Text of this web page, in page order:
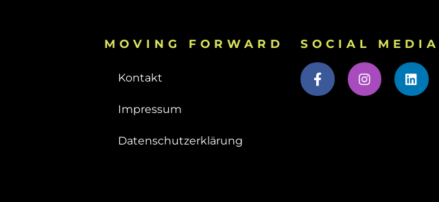
MOVING FORWARD
Kontakt
Impressum
Datenschutzerklärung
SOCIAL MEDIA